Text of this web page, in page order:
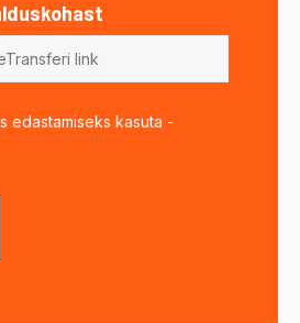
edastamiseks kasuta -